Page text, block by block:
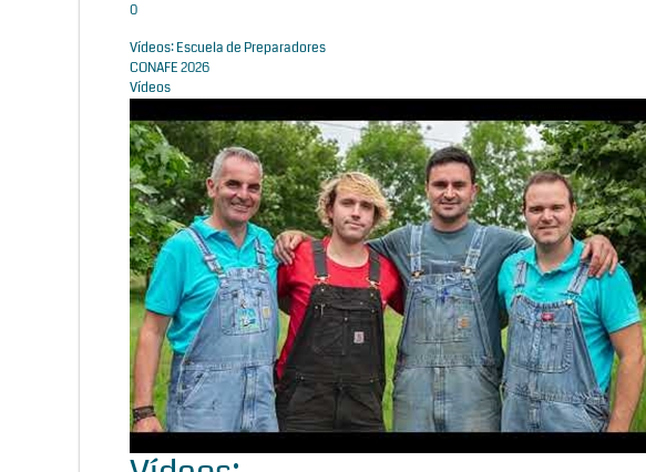
0
Vídeos: Escuela de Preparadores
CONAFE 2026
Vídeos